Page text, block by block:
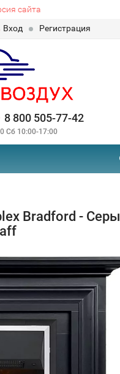
сайта
Вход Регистрация
8 800 505-77-42
Сб 10:00-17:00
Bradford -